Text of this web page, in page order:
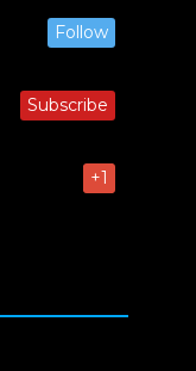
Follow
Subscribe
+1